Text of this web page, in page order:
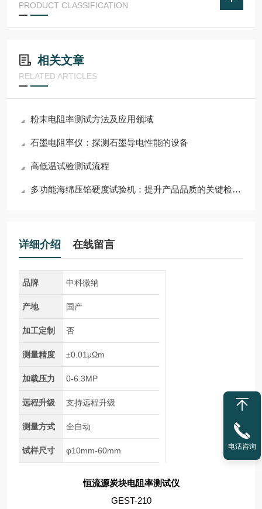
PRODUCT CLASSIFICATION
相关文章
RELATED ARTICLES
粉末电阻率测试方法及应用领域
石墨电阻率仪：探测石墨导电性能的设备
高低温试验测试流程
多功能海绵压馅硬度试验机：提升产品品质的关键检测设备
详细介绍 在线留言
品牌 中科微纳
产地 国产
加工定制 否
测量精度 ±0.01μΩm
加载压力 0-6.3MP
远程升级 支持远程升级
测量方式 全自动
试样尺寸 φ10mm-60mm
恒流源炭块电阻率测试仪
GEST-210
电话咨询